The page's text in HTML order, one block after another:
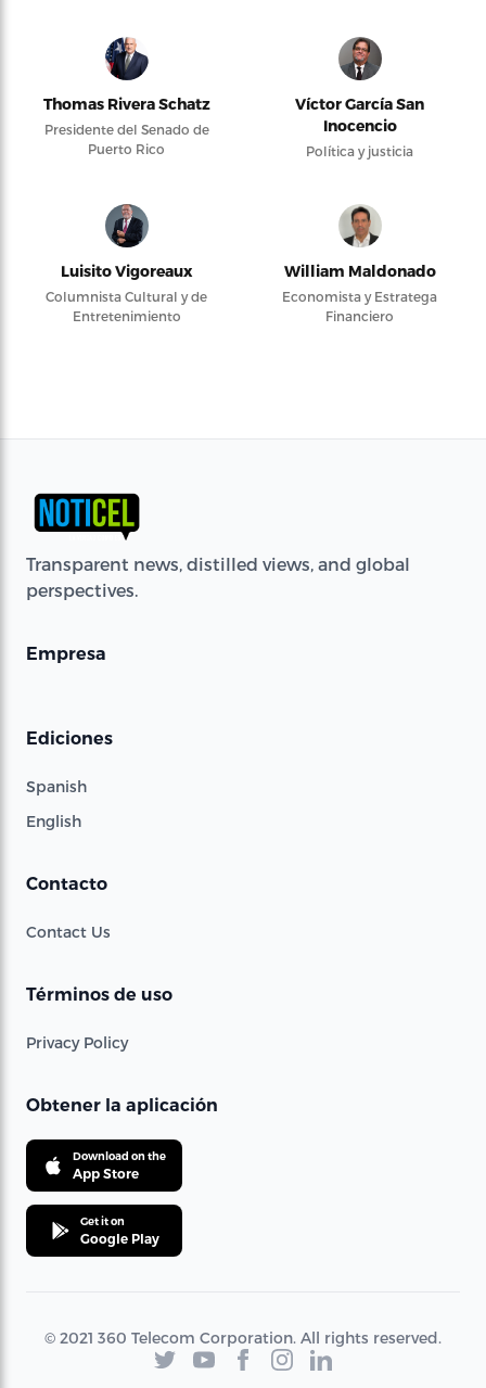
Thomas Rivera Schatz
Presidente del Senado de
Puerto Rico
Víctor García San
Inocencio
Política y justicia
Luisito Vigoreaux
Columnista Cultural y de
Entretenimiento
William Maldonado
Economista y Estratega
Financiero
Transparent news, distilled views, and global
perspectives.
Empresa
Ediciones
Spanish
English
Contacto
Contact Us
Términos de uso
Privacy Policy
Obtener la aplicación
Download on the
App Store
Get it on
Google Play
© 2021 360 Telecom Corporation. All rights reserved.